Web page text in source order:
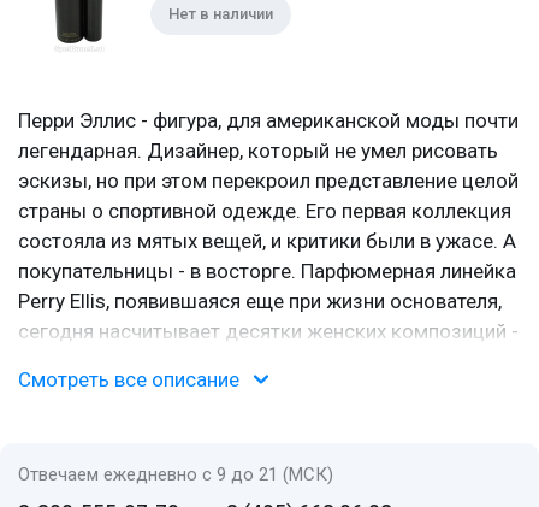
Нет в наличии
Перри Эллис - фигура, для американской моды почти
легендарная. Дизайнер, который не умел рисовать
эскизы, но при этом перекроил представление целой
страны о спортивной одежде. Его первая коллекция
состояла из мятых вещей, и критики были в ужасе. А
покупательницы - в восторге. Парфюмерная линейка
Perry Ellis, появившаяся еще при жизни основателя,
сегодня насчитывает десятки женских композиций -
Перри Эдвин Эллис родился в 1940 году в Портсмуте,
штат Вирджиния, и основал собственный дом моды
Смотреть все описание
Отвечаем ежедневно с 9 до 21 (МСК)